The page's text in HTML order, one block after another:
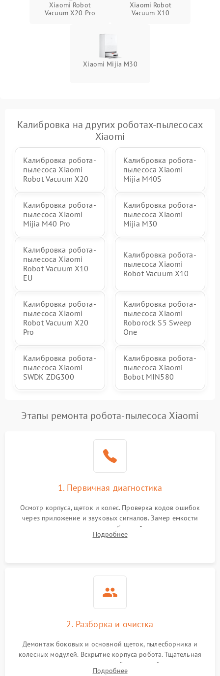
Xiaomi Robot
Vacuum X20 Pro
Xiaomi Robot
Vacuum X10
Xiaomi Mijia M30
Калибровка на других роботах-пылесосах
Xiaomi
Калибровка робота-
пылесоса Xiaomi
Robot Vacuum X20
Калибровка робота-
пылесоса Xiaomi
Mijia M40S
Калибровка робота-
пылесоса Xiaomi
Mijia M40 Pro
Калибровка робота-
пылесоса Xiaomi
Mijia M30
Калибровка робота-
пылесоса Xiaomi
Robot Vacuum X10
EU
Калибровка робота-
пылесоса Xiaomi
Robot Vacuum X10
Калибровка робота-
пылесоса Xiaomi
Robot Vacuum X20
Pro
Калибровка робота-
пылесоса Xiaomi
Roborock S5 Sweep
One
Калибровка робота-
пылесоса Xiaomi
SWDK ZDG300
Калибровка робота-
пылесоса Xiaomi
Bobot MIN580
Этапы ремонта робота-пылесоса Xiaomi
1. Первичная диагностика
Осмотр корпуса, щеток и колес. Проверка кодов ошибок
через приложение и звуковых сигналов. Замер емкости
аккумулятора и тестирование базовой станции зарядки.
Оценка работы лидара, бампера и датчиков падения для
Подробнее
2. Разборка и очистка
Демонтаж боковых и основной щеток, пылесборника и
колесных модулей. Вскрытие корпуса робота. Тщательная
очистка внутренних полостей, шестерней и плат от
Подробнее